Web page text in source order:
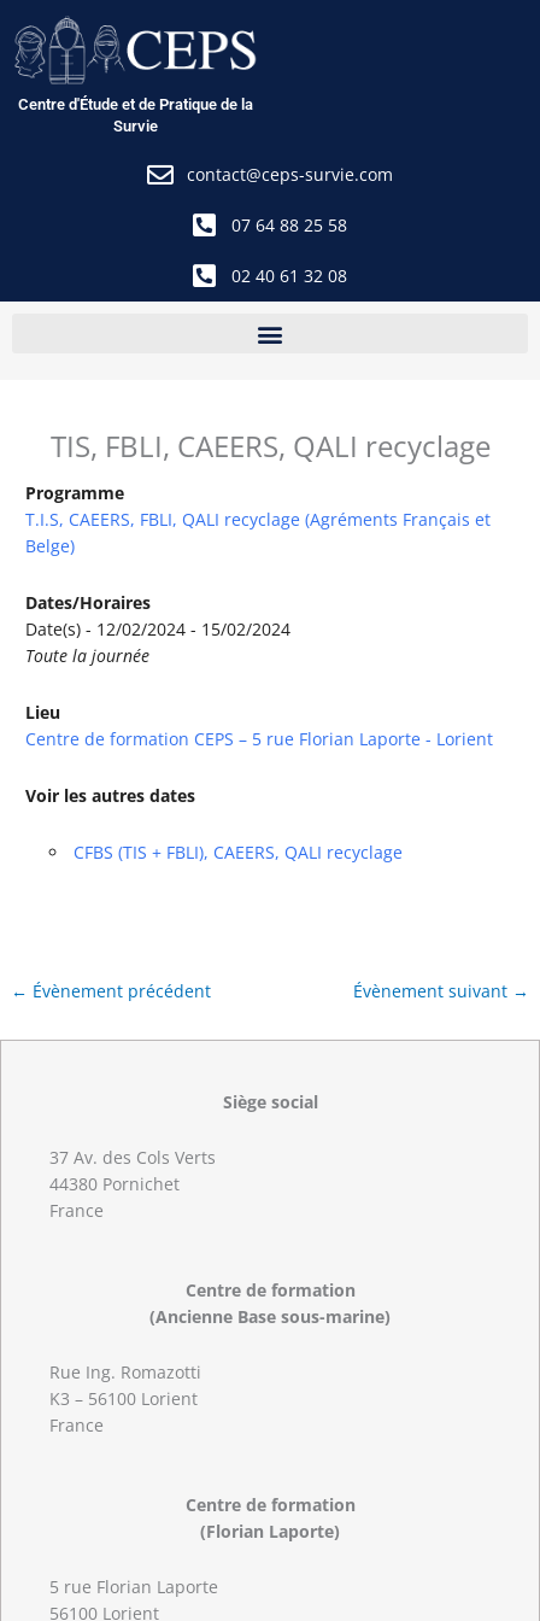
au
contenu
Centre d'Étude et de Pratique de la
Survie
contact@ceps-survie.com
07 64 88 25 58
02 40 61 32 08
TIS, FBLI, CAEERS, QALI recyclage
Programme
T.I.S, CAEERS, FBLI, QALI recyclage (Agréments Français et
Belge)
Dates/Horaires
Date(s) - 12/02/2024 - 15/02/2024
Toute la journée
Lieu
Centre de formation CEPS – 5 rue Florian Laporte - Lorient
Voir les autres dates
CFBS (TIS + FBLI), CAEERS, QALI recyclage
← Évènement précédent Évènement suivant →
Siège social
37 Av. des Cols Verts
44380 Pornichet
France
Centre de formation
(Ancienne Base sous-marine)
Rue Ing. Romazotti
K3 – 56100 Lorient
France
Centre de formation
(Florian Laporte)
5 rue Florian Laporte
56100 Lorient